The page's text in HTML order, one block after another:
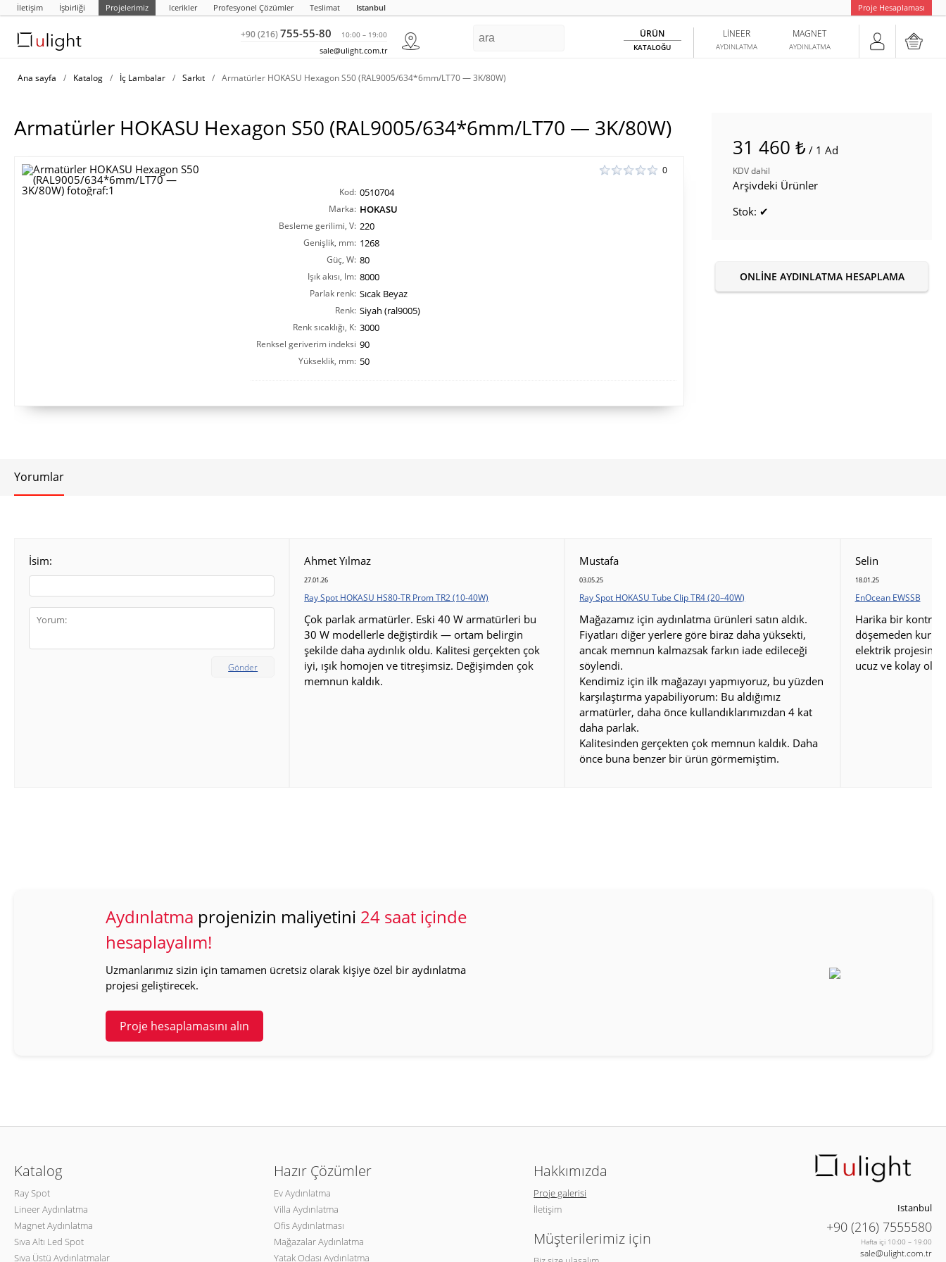
İletişim İşbirliği Projelerimiz Icerikler Profesyonel Çözümler Teslimat Istanbul Proje Hesaplaması
+90 (216)755-55-80 10:00 – 19:00
sale@ulight.com.tr
MAGNET
AYDINLATMA
LINEER
AYDINLATMA
ÜRÜN
KATALOĞU
Ana sayfa / Katalog / İç Lambalar / Sarkıt / Armatürler HOKASU Hexagon S50 (RAL9005/634*6mm/LT70 — 3K/80W)
Armatürler HOKASU Hexagon S50 (RAL9005/634*6mm/LT70 — 3K/80W)
0
Kod: 0510704
Marka: HOKASU
Besleme gerilimi, V: 220
Genişlik, mm: 1268
Güç, W: 80
Işık akısı, lm: 8000
Parlak renk: Sıcak Beyaz
Renk: Siyah (ral9005)
Renk sıcaklığı, K: 3000
Renksel geriverim indeksi
CRI(Ra):
90
Yükseklik, mm: 50
31 460 ₺ / 1 Ad
KDV dahil
Arşivdeki Ürünler
Stok: ✔
ONLINE AYDINLATMA HESAPLAMA
Yorumlar
İsim:
Gönder
Ahmet Yılmaz
27.01.26
Ray Spot HOKASU HS80-TR Prom TR2 (10-40W)
Çok parlak armatürler. Eski 40 W armatürleri bu
30 W modellerle değiştirdik — ortam belirgin
şekilde daha aydınlık oldu. Kalitesi gerçekten çok
iyi, ışık homojen ve titreşimsiz. Değişimden çok
memnun kaldık.
Mustafa
03.05.25
Ray Spot HOKASU Tube Clip TR4 (20–40W)
Mağazamız için aydınlatma ürünleri satın aldık.
Fiyatları diğer yerlere göre biraz daha yüksekti,
ancak memnun kalmazsak farkın iade edileceği
söylendi.
Kendimiz için ilk mağazayı yapmıyoruz, bu yüzden
karşılaştırma yapabiliyorum: Bu aldığımız
armatürler, daha önce kullandıklarımızdan 4 kat
daha parlak.
Kalitesinden gerçekten çok memnun kaldık. Daha
önce buna benzer bir ürün görmemiştim.
Selin
18.01.25
EnOcean EWSSB
Harika bir kontrol
döşemeden
elektrik projesini
ucuz ve kolay
Aydınlatma projenizin maliyetini 24 saat içinde
hesaplayalım!
Uzmanlarımız sizin için tamamen ücretsiz olarak kişiye özel bir aydınlatma
projesi geliştirecek.
Proje hesaplamasını alın
Katalog
Ray Spot
Lineer Aydınlatma
Magnet Aydınlatma
Sıva Altı Led Spot
Sıva Üstü Aydınlatmalar
Hazır Çözümler
Ev Aydınlatma
Villa Aydınlatma
Ofis Aydınlatması
Mağazalar Aydınlatma
Yatak Odası Aydınlatma
Hakkımızda
Proje galerisi
İletişim
Müşterilerimiz için
Istanbul
+90 (216) 7555580
Hafta içi 10:00 – 19:00
sale@ulight.com.tr